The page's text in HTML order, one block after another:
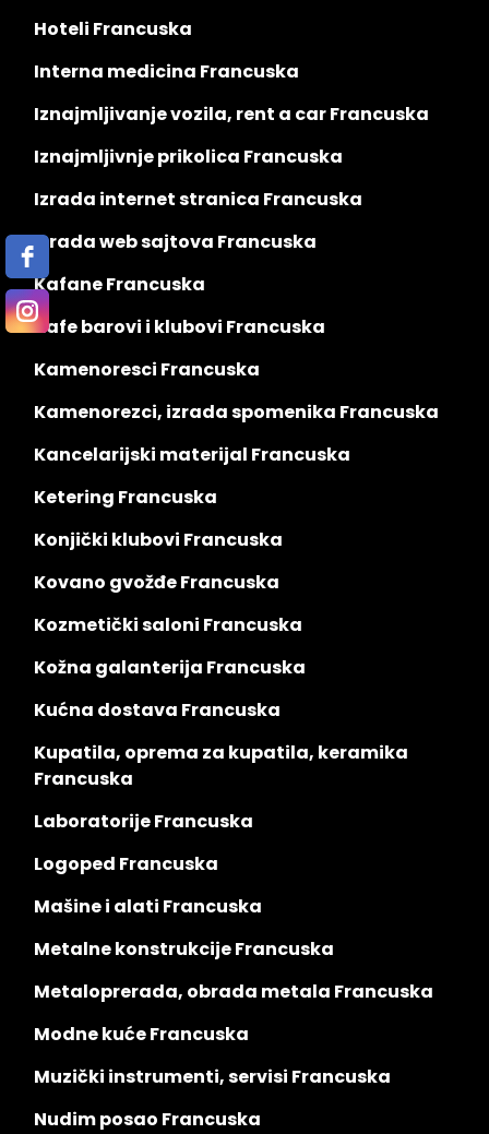
Hoteli Francuska
Interna medicina Francuska
Iznajmljivanje vozila, rent a car Francuska
Iznajmljivnje prikolica Francuska
Izrada internet stranica Francuska
Izrada web sajtova Francuska
Kafane Francuska
Kafe barovi i klubovi Francuska
Kamenoresci Francuska
Kamenorezci, izrada spomenika Francuska
Kancelarijski materijal Francuska
Ketering Francuska
Konjički klubovi Francuska
Kovano gvožđe Francuska
Kozmetički saloni Francuska
Kožna galanterija Francuska
Kućna dostava Francuska
Kupatila, oprema za kupatila, keramika
Francuska
Laboratorije Francuska
Logoped Francuska
Mašine i alati Francuska
Metalne konstrukcije Francuska
Metaloprerada, obrada metala Francuska
Modne kuće Francuska
Muzički instrumenti, servisi Francuska
Nudim posao Francuska